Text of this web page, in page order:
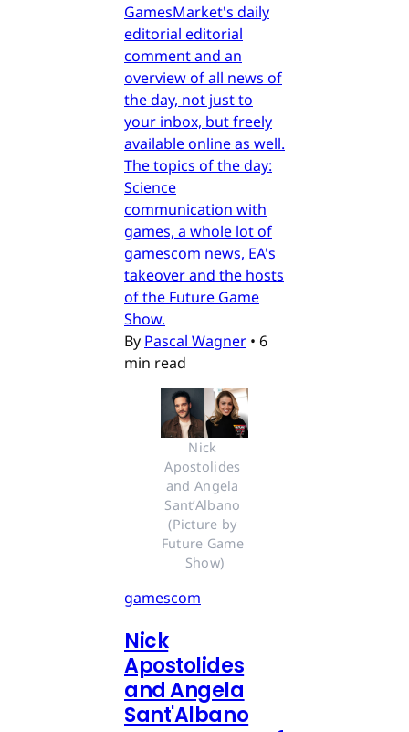
GamesMarket's daily
editorial editorial
comment and an
overview of all news of
the day, not just to
your inbox, but freely
available online as well.
The topics of the day:
Science
communication with
games, a whole lot of
gamescom news, EA's
takeover and the hosts
of the Future Game
Show.
By Pascal Wagner • 6
min read
Nick
Apostolides
and Angela
Sant’Albano
(Picture by
Future Game
Show)
gamescom
Nick
Apostolides
and Angela
Sant'Albano